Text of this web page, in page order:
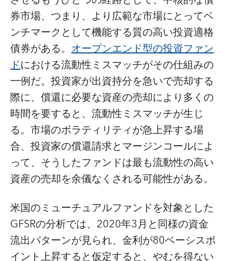
券市場、つまり、より広範な市場にとってベ
ンチマークとして機能する質の高い投資適格
債券がある。 オープンエンド型の投資ファン
ドにおける流動性ミスマッチがその仕組みの
一例だ。投資家が出資持分を急いで売却する
際に、償還に必要な資産の売却により多くの
時間を要すると、流動性ミスマッチが生じ
る。市場のボラティリティが急上昇する場
合、投資家の償還請求とマージンコールによ
って、そうしたファンドは最も流動性の高い
資産の売却を余儀なくされる可能性がある。
米国のミューチュアルファンドを対象とした
GFSRの分析では、2020年3月と同様の資金
流出パターンが見られ、金利が80ベーシスポ
イント上昇すると仮定すると、やむを得ない